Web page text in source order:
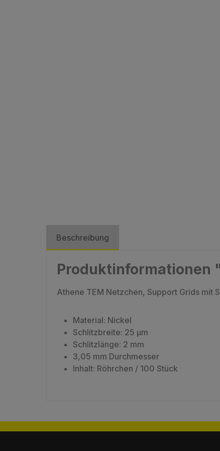
Beschreibung
Produktinformationen
Athene TEM Netzchen, Support Grids mit
Material: Nickel
Schlitzbreite: 25 µm
Schlitzlänge: 2 mm
3,05 mm Durchmesser
Inhalt: Röhrchen / 100 Stück